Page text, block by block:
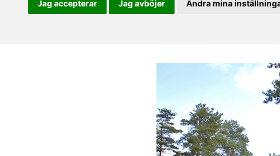
Jag accepterar Jag avböjer Ändra mina